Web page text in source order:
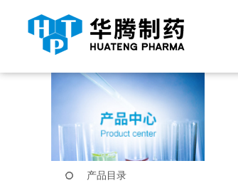
当前位置： 首页 产品中心
产品目录